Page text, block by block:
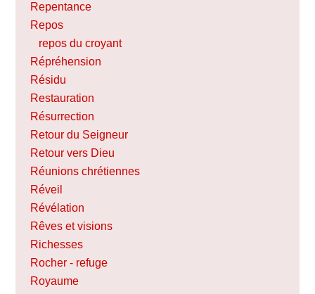
Repentance
Repos
repos du croyant
Répréhension
Résidu
Restauration
Résurrection
Retour du Seigneur
Retour vers Dieu
Réunions chrétiennes
Réveil
Révélation
Rêves et visions
Richesses
Rocher - refuge
Royaume